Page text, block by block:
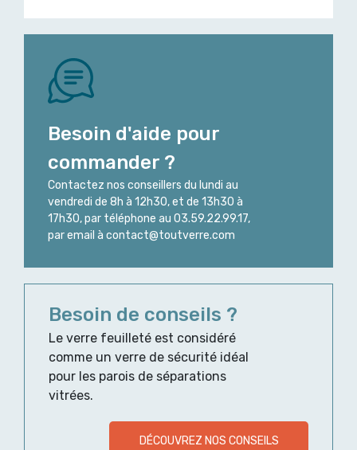
Besoin d'aide pour
commander ?
Contactez nos conseillers du lundi au
vendredi de 8h à 12h30, et de 13h30 à
17h30, par téléphone au 03.59.22.99.17,
par email à contact@toutverre.com
Besoin de conseils ?
Le verre feuilleté est considéré
comme un verre de sécurité idéal
pour les parois de séparations
vitrées.
DÉCOUVREZ NOS CONSEILS